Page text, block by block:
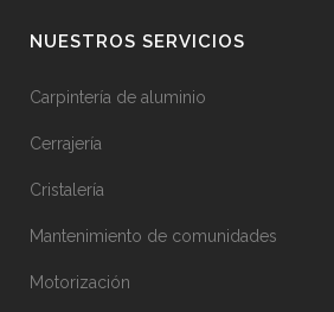
NUESTROS SERVICIOS
Carpintería de aluminio
Cerrajería
Cristalería
Mantenimiento de comunidades
Motorización